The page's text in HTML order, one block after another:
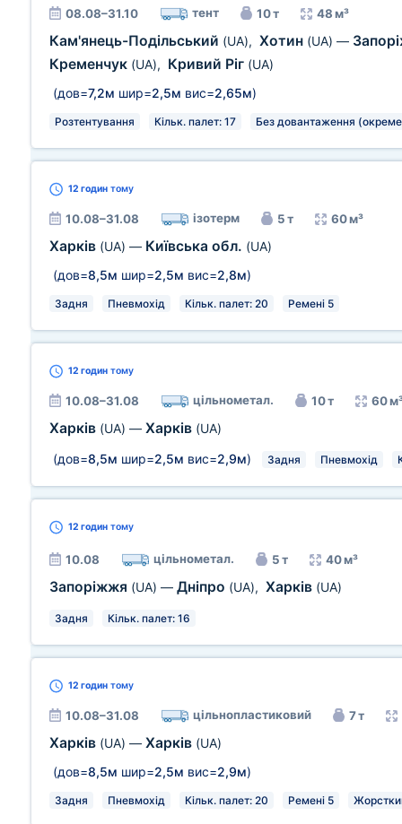
08.08–31.10 тент 10 т 48 м³
Кам'янець-Подільський (UA), Хотин (UA) —
Кременчук (UA), Кривий Ріг (UA)
(дов=7,2м шир=2,5м вис=2,65м)
Розтентування Кільк. палет: 17 Без довантаження
12 годин тому
10.08–31.08 ізотерм 5 т 60 м³
Харків (UA) — Київська обл. (UA)
(дов=8,5м шир=2,5м вис=2,8м)
Задня Пневмохід Кільк. палет: 20 Ремені 5
12 годин тому
10.08–31.08 цільнометал. 10 т 60
Харків (UA) — Харків (UA)
(дов=8,5м шир=2,5м вис=2,9м) Задня Пневмохід
12 годин тому
10.08 цільнометал. 5 т 40 м³
Запоріжжя (UA) — Дніпро (UA), Харків (UA)
Задня Кільк. палет: 16
12 годин тому
10.08–31.08 цільнопластиковий 7 т
Харків (UA) — Харків (UA)
(дов=8,5м шир=2,5м вис=2,9м)
Задня Пневмохід Кільк. палет: 20 Ремені 5